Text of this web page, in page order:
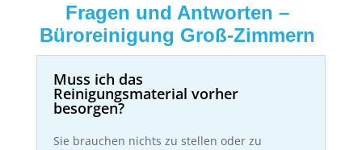
Fragen und Antworten –
Büroreinigung Groß-Zimmern
Muss ich das
Reinigungsmaterial vorher
besorgen?
Sie brauchen nichts zu stellen oder zu